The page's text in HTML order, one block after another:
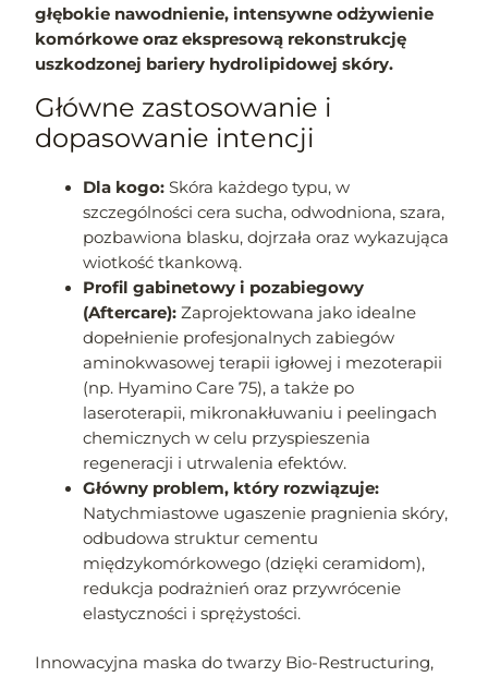
głębokie nawodnienie, intensywne odżywienie
komórkowe oraz ekspresową rekonstrukcję
uszkodzonej bariery hydrolipidowej skóry.
Główne zastosowanie i
dopasowanie intencji
Dla kogo: Skóra każdego typu, w
szczególności cera sucha, odwodniona, szara,
pozbawiona blasku, dojrzała oraz wykazująca
wiotkość tkankową.
Profil gabinetowy i pozabiegowy
(Aftercare): Zaprojektowana jako idealne
dopełnienie profesjonalnych zabiegów
aminokwasowej terapii igłowej i mezoterapii
(np. Hyamino Care 75), a także po
laseroterapii, mikronakłuwaniu i peelingach
chemicznych w celu przyspieszenia
regeneracji i utrwalenia efektów.
Główny problem, który rozwiązuje:
Natychmiastowe ugaszenie pragnienia skóry,
odbudowa struktur cementu
międzykomórkowego (dzięki ceramidom),
redukcja podrażnień oraz przywrócenie
elastyczności i sprężystości.
Innowacyjna maska do twarzy Bio-Restructuring,